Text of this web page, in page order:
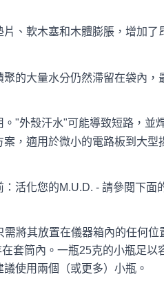
片、軟木塞和木體膨脹，增加了
聚的大量水分仍然滯留在袋內
。"外殼汗水"可能導致短路，
，適用於微小的電路板到大型
活化您的M.U.D. - 請參閱下面
需將其放置在儀器箱內的任何
套筒內。一瓶25克的小瓶足
使用兩個（或更多）小瓶。